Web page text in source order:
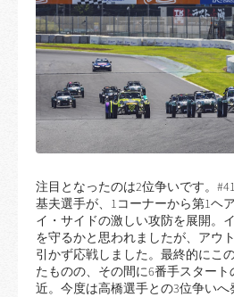
注目となったのは2位争いです。
基夫選手が、1コーナーから第1ヘ
イ・サイドの激しい攻防を展開。
を守るかと思われましたが、アウ
引かず応戦しました。最終的にこ
たものの、その間に6番手スタート
近。今度は高橋選手との3位争いへ